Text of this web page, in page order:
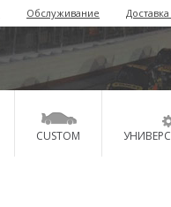
Обслуживание
CUSTOM